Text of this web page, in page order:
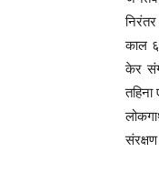
काल ६
केर